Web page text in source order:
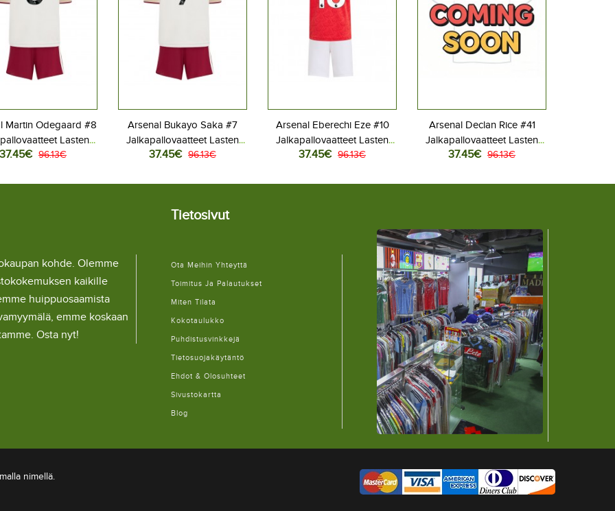
Martin Odegaard #8
Lasten
peliasu 2025-26
housut)
37.45€ 96.13€
Arsenal Bukayo Saka #7
Jalkapallovaatteet Lasten
Kolmas peliasu 2025-26
housut)
37.45€ 96.13€
Arsenal Eberechi Eze #10
Jalkapallovaatteet Lasten
Kotipeliasu 2025-26
housut)
37.45€ 96.13€
Arsenal Declan Rice #41
Jalkapallovaatteet Lasten
Vieraspeliasu 2026-27
housut)
37.45€ 96.13€
kohde. Olemme
kaikille
huippuosaamista
emme koskaan
Osta nyt!
Tietosivut
Ota Meihin Yhteyttä
Toimitus Ja Palautukset
Miten Tilata
Kokotaulukko
Puhdistusvinkkejä
Tietosuojakäytäntö
Ehdot & Olosuhteet
Sivustokartta
Blog
nimellä.